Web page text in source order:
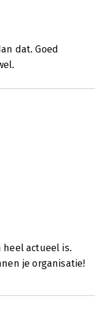
dat. Goed
heel actueel is.
je organisatie!